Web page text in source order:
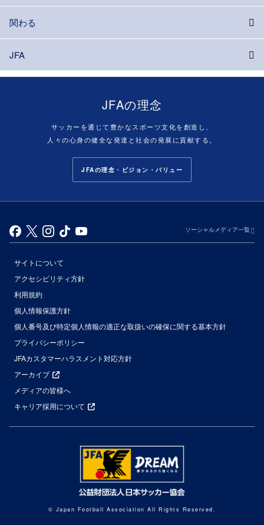
関わる
JFA
JFAの理念
サッカーを通じて豊かなスポーツ文化を創造し、
人々の心身の健全な発達と社会の発展に貢献する。
JFAの理念・ビジョン・バリュー
ソーシャルメディア一覧
サイトについて
アクセシビリティ方針
利用規約
個人情報保護方針
個人番号及び特定個人情報の適正な取扱いの確保に関する基本方針
プライバシーポリシー
JFAカスタマーハラスメント対応方針
アーカイブ
メディアの皆様へ
キャリア採用について
© Japan Football Association All Rights Reserved.